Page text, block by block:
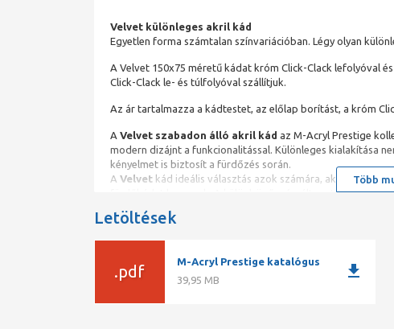
Velvet különleges akril kád
Egyetlen forma számtalan színvariációban. Légy olyan
A Velvet 150x75 méretű kádat króm Click-Clack lefolyóval
Click-Clack le- és túlfolyóval szállítjuk.
Az ár tartalmazza a kádtestet, az előlap borítást, a króm
A Velvet szabadon álló akril kád az M-Acryl Prestige
modern dizájnt a funkcionalitással. Különleges kialakítása
kényelmet is biztosít a fürdőzés során.
A Velvet kád ideális választás azok számára, akik a
fürdőkádat keresnek. A különböző színváltozatok lehetővé
fürdőszoba egyedi stílusához.
Tapasztalja meg a luxust a Velvet szabadon álló akril
fürdőszobájának. A Prestige kádak ergonomikus
Anyaga akril, így biztos lehet arról, hogy kádja könnyen
Több
Letöltések
.pdf
M-Acryl Prestige katalógus
39,95 MB
download